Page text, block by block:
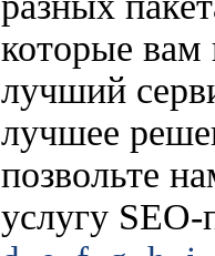
которые вам
лучший
лучшее
позвольте
услугу